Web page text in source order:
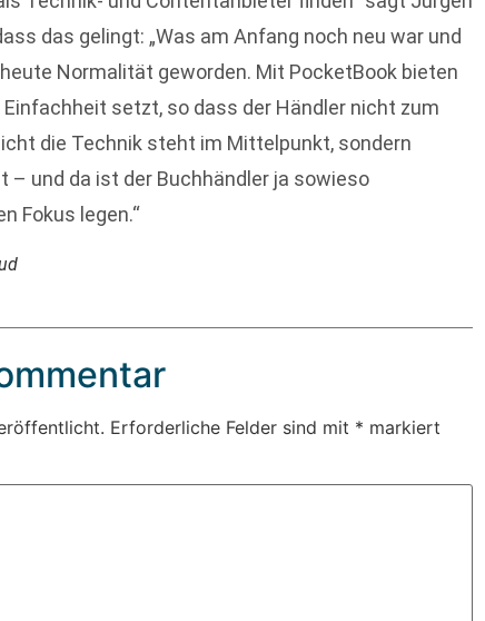
das gelingt: „Was am Anfang noch neu war und
Normalität geworden. Mit PocketBook bieten
setzt, so dass der Händler nicht zum
die Technik steht im Mittelpunkt, sondern
– und da ist der Buchhändler ja sowieso
Fokus legen.“
Erforderliche Felder sind mit * markiert